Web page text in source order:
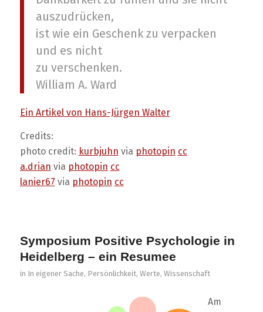
auszudrücken,
ist wie ein Geschenk zu verpacken
und es nicht
zu verschenken.
William A. Ward
Ein Artikel von Hans-Jürgen Walter
Credits:
photo credit: kurbjuhn via photopin cc
a.drian via photopin cc
lanier67 via photopin cc
Symposium Positive Psychologie in
Heidelberg – ein Resumee
in In eigener Sache, Persönlichkeit, Werte, Wissenschaft
Am